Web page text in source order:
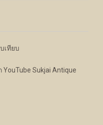
เทียบ
YouTube Sukjai Antique